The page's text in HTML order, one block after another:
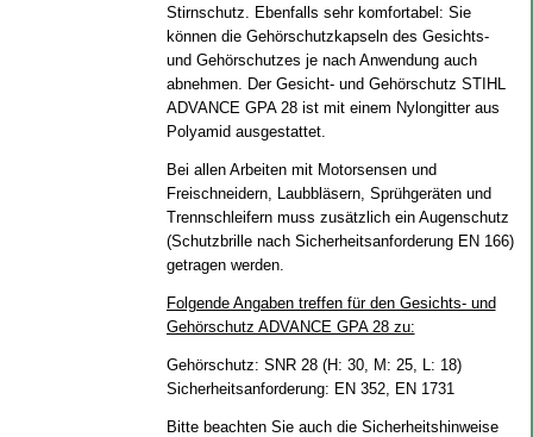
Stirnschutz. Ebenfalls sehr komfortabel: Sie
können die Gehörschutzkapseln des Gesichts-
und Gehörschutzes je nach Anwendung auch
abnehmen. Der Gesicht- und Gehörschutz STIHL
ADVANCE GPA 28 ist mit einem Nylongitter aus
Polyamid ausgestattet.
Bei allen Arbeiten mit Motorsensen und
Freischneidern, Laubbläsern, Sprühgeräten und
Trennschleifern muss zusätzlich ein Augenschutz
(Schutzbrille nach Sicherheitsanforderung EN 166)
getragen werden.
Folgende Angaben treffen für den Gesichts- und
Gehörschutz ADVANCE GPA 28 zu:
Gehörschutz: SNR 28 (H: 30, M: 25, L: 18)
Sicherheitsanforderung: EN 352, EN 1731
Bitte beachten Sie auch die Sicherheitshinweise